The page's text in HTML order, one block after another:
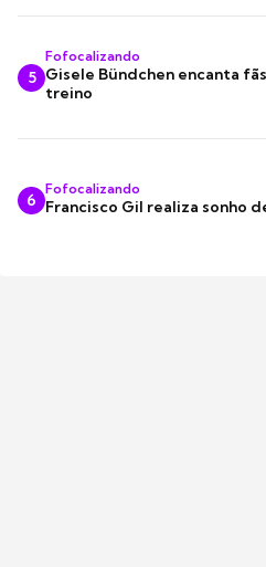
5
Fofocalizando
Gisele Bündchen encanta
treino
6
Fofocalizando
Francisco Gil realiza sonho